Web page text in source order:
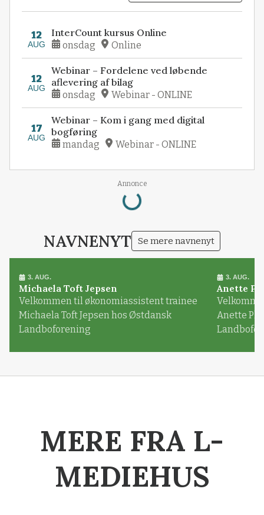
12
AUG
InterCount kursus Online
onsdag Online
12
AUG
Webinar – Fordelene ved løbende
aflevering af bilag
onsdag Webinar - ONLINE
17
AUG
Webinar – Kom i gang med digital
bogføring
mandag Webinar - ONLINE
Annonce
Loading...
NAVNENYT Se mere navnenyt
3. AUG.
Michaela Toft Jepsen
Velkommen til økonomiassistent trainee
Michaela Toft Jepsen hos Østdansk
Landboforening
3. AUG.
Anette
Anette
MERE FRA L-
MEDIEHUS